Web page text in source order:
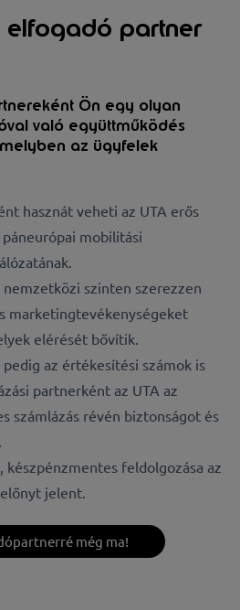
elfogadó partner
Ön egy olyan
való együttműködés
az ügyfelek
hasznát veheti az UTA erős
mobilitási
szinten szerezzen
marketingtevékenységeket
elérését bővítik.
az értékesítési számok is
partnerként az UTA az
számlázás révén biztonságot és
készpénzmentes feldolgozása az
jelent.
még ma!